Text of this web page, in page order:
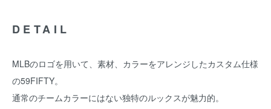
DETAIL
MLBのロゴを用いて、素材、カラーをアレンジしたカスタム仕様
の59FIFTY。
通常のチームカラーにはない独特のルックスが魅力的。